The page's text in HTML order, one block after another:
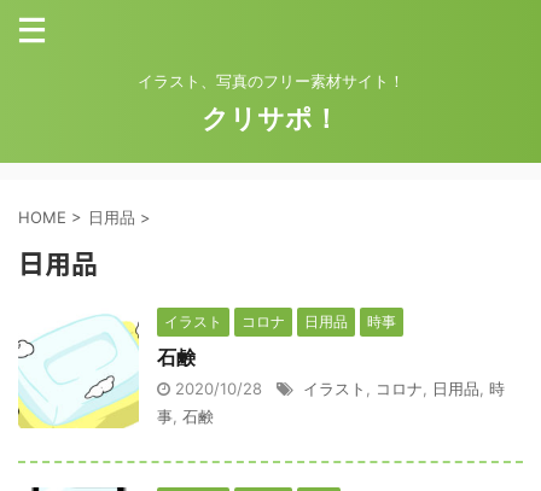
イラスト、写真のフリー素材サイト！
クリサポ！
HOME > 日用品 >
日用品
イラスト コロナ 日用品 時事
石鹸
2020/10/28 イラスト コロナ 日用品 時
事 石鹸